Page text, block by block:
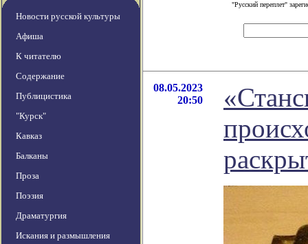
Новости русской культуры
Афиша
К читателю
Содержание
Публицистика
"Курск"
Кавказ
Балканы
Проза
Поэзия
Драматургия
Искания и размышления
"Русский переплет"
08.05.2023
20:50